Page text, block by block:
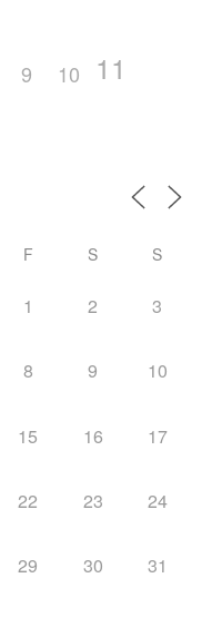
9 10 11
F S S
1 2 3
8 9 10
15 16 17
22 23 24
29 30 31